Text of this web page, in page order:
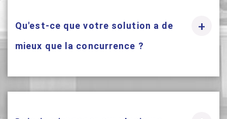
Qu'est-ce que votre solution a de
mieux que la concurrence ?
+